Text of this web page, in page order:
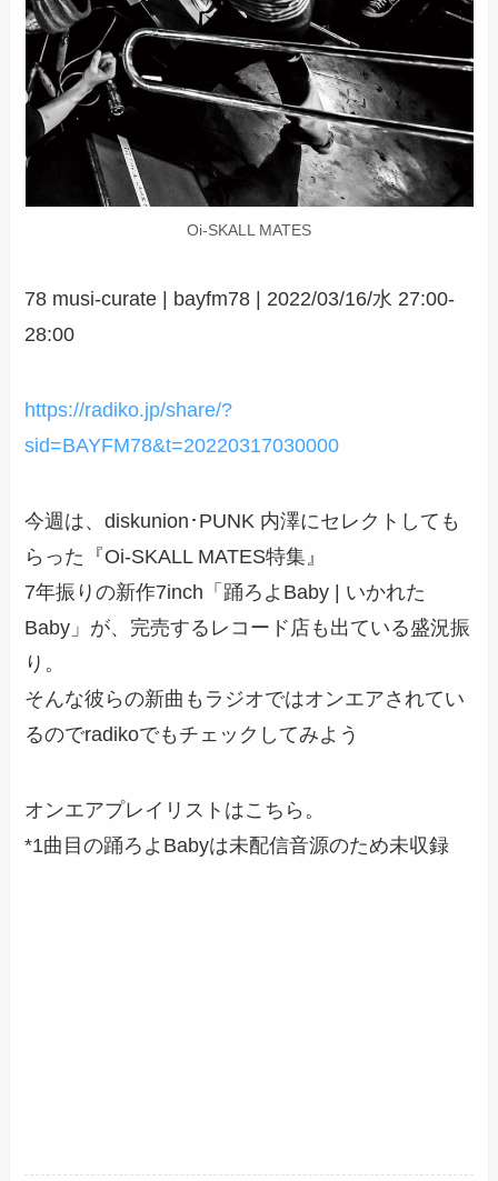
Oi-SKALL MATES
78 musi-curate | bayfm78 | 2022/03/16/水 27:00-
28:00
https://radiko.jp/share/?
sid=BAYFM78&t=20220317030000
今週は、diskunion･PUNK 内澤にセレクトしても
らった『Oi-SKALL MATES特集』
7年振りの新作7inch「踊ろよBaby | いかれた
Baby」が、完売するレコード店も出ている盛況振
り。
そんな彼らの新曲もラジオではオンエアされてい
るのでradikoでもチェックしてみよう
オンエアプレイリストはこちら。
*1曲目の踊ろよBabyは未配信音源のため未収録